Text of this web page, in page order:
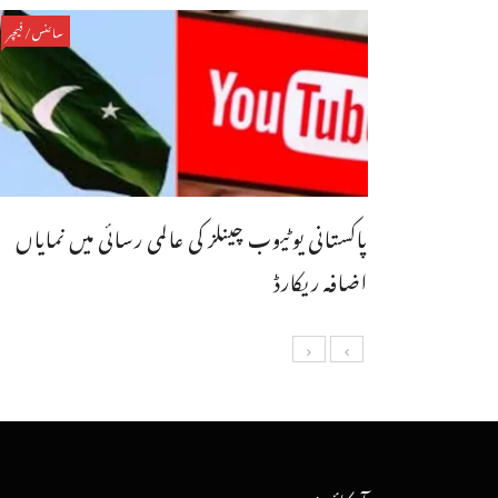
سائنس/فیچر
پاکستانی یوٹیوب چینلز کی عالمی رسائی میں نمایاں
اضافہ ریکارڈ